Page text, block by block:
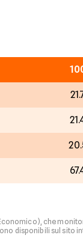
che
disponibili sul sito